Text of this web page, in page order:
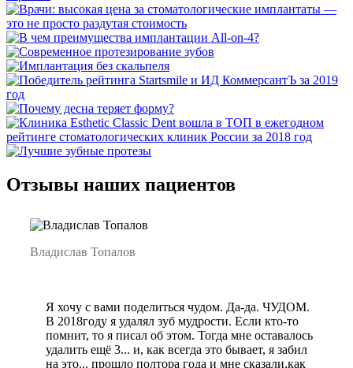
Отзывы наших пациентов
Владислав Топалов
Я хочу с вами поделиться чудом. Да-да. ЧУДОМ.
В 2018году я удалял зуб мудрости. Если кто-то
помнит, то я писал об этом. Тогда мне оставалось
удалить ещё 3... и, как всегда это бывает, я забил
на это... прошло полтора года и мне сказали,как